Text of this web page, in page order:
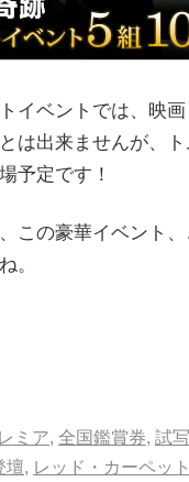
イベントでは、映
は出来ませんが、
予定です！
この豪華イベント
。
ミア, 全国鑑賞券, 試
壇, レッド・カーペッ